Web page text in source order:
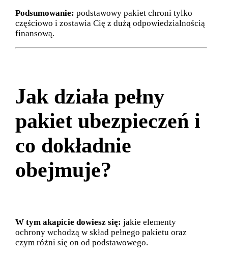
Podsumowanie: podstawowy pakiet chroni tylko
częściowo i zostawia Cię z dużą odpowiedzialnością
finansową.
Jak działa pełny
pakiet ubezpieczeń i
co dokładnie
obejmuje?
W tym akapicie dowiesz się: jakie elementy
ochrony wchodzą w skład pełnego pakietu oraz
czym różni się on od podstawowego.